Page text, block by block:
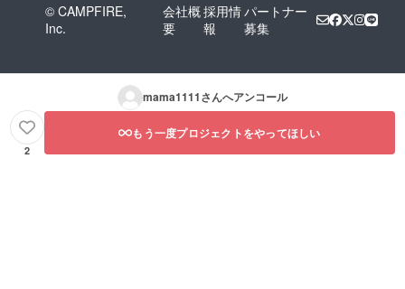
© CAMPFIRE,
Inc.
会社概
要
採用情
報
パートナー
募集
mama1111さんへアンコール
2
もう一度プロジェクトをやってほしい